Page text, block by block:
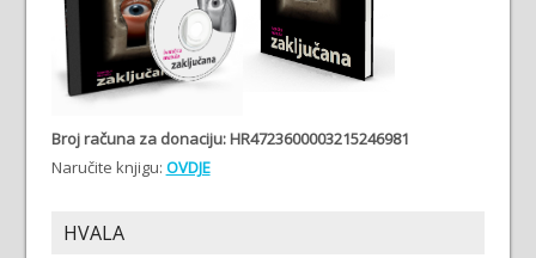
Broj računa za donaciju: HR4723600003215246981
Naručite knjigu: OVDJE
HVALA